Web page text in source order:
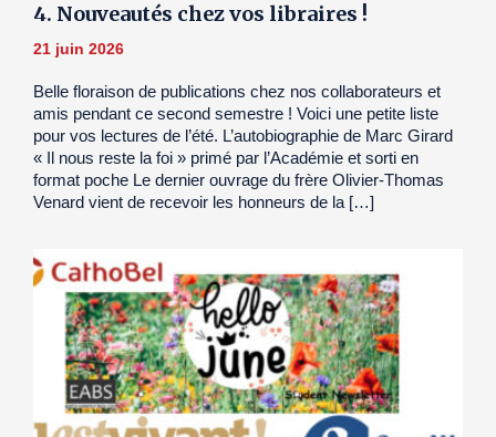
4. Nouveautés chez vos libraires !
21 juin 2026
Belle floraison de publications chez nos collaborateurs et
amis pendant ce second semestre ! Voici une petite liste
pour vos lectures de l’été. L’autobiographie de Marc Girard
« Il nous reste la foi » primé par l’Académie et sorti en
format poche Le dernier ouvrage du frère Olivier-Thomas
Venard vient de recevoir les honneurs de la […]